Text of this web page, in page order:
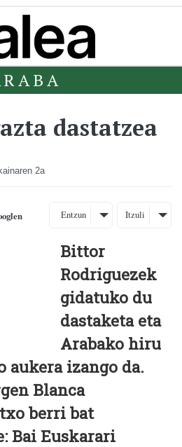
dastatzea
2a
Entzun Itzuli
Bittor
Rodriguezek
gidatuko du
dastaketa eta
Arabako hiru
aukera izango da.
Blanca
berri bat
Bai Euskarari